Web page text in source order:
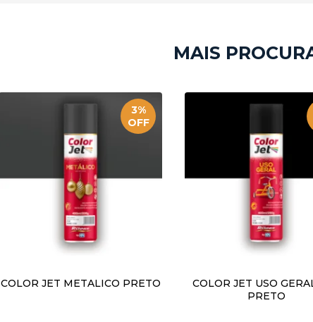
3%
OFF
COLOR JET METALICO PRETO
COLOR JET USO
PRETO